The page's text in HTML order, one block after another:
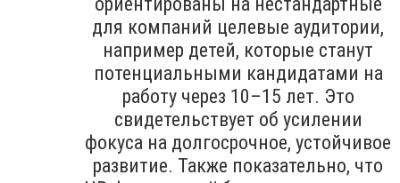
для компаний целевые аудитории,
например детей, которые станут
потенциальными кандидатами на
работу через 10–15 лет. Это
свидетельствует об усилении
фокуса на долгосрочное, устойчивое
развитие. Также показательно, что